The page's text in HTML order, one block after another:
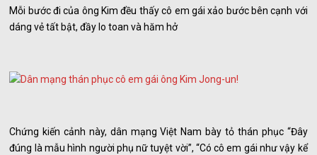
Mỗi bước đi của ông Kim đều thấy cô em gái xảo bước bên cạnh với
dáng vẻ tất bật, đầy lo toan và hăm hở
Chứng kiến cảnh này, dân mạng Việt Nam bày tỏ thán phục “Đây
đúng là mẫu hình người phụ nữ tuyệt vời”, “Có cô em gái như vậy kể